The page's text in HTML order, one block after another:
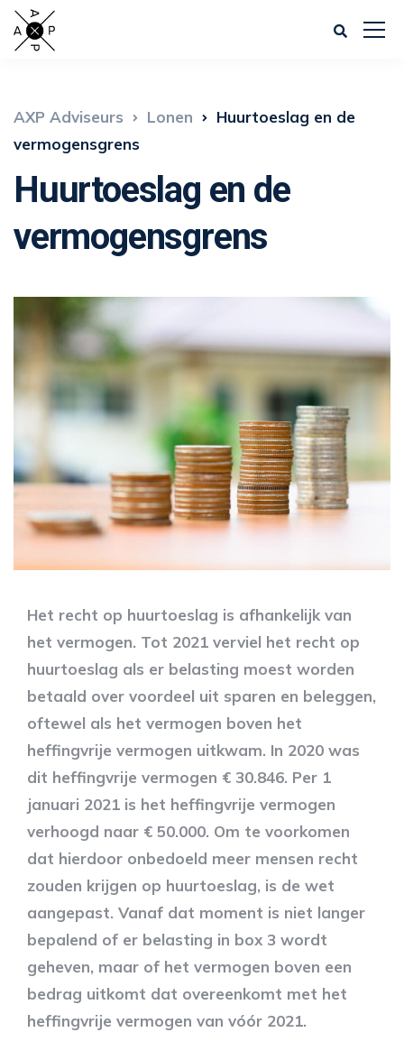
AXP Adviseurs Lonen
Huurtoeslag en de
vermogensgrens
Huurtoeslag en de
vermogensgrens
Het recht op huurtoeslag is afhankelijk van
het vermogen. Tot 2021 verviel het recht op
huurtoeslag als er belasting moest worden
betaald over voordeel uit sparen en beleggen,
oftewel als het vermogen boven het
heffingvrije vermogen uitkwam. In 2020 was
dit heffingvrije vermogen € 30.846. Per 1
januari 2021 is het heffingvrije vermogen
verhoogd naar € 50.000. Om te voorkomen
dat hierdoor onbedoeld meer mensen recht
zouden krijgen op huurtoeslag, is de wet
aangepast. Vanaf dat moment is niet langer
bepalend of er belasting in box 3 wordt
geheven, maar of het vermogen boven een
bedrag uitkomt dat overeenkomt met het
heffingvrije vermogen van vóór 2021.